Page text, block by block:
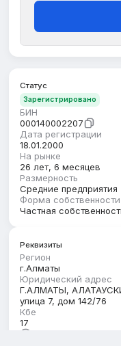
Статус
Зарегистрировано
БИН
000140002207
Дата регистрации
18.01.2000
На рынке
26 лет, 6 месяцев
Размерность
Средние предприятия
Форма собственности
Частная
Реквизиты
Регион
г.Алматы
Юридический адрес
Г.АЛМАТЫ,
улица 7, дом 142/76
Кбе
17